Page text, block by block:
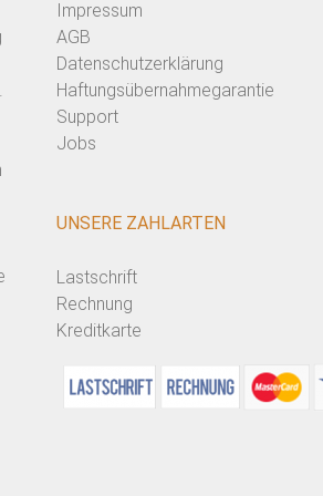
Impressum
AGB
Datenschutzerklärung
Haftungsübernahmegarantie
Support
Jobs
UNSERE ZAHLARTEN
Lastschrift
Rechnung
Kreditkarte